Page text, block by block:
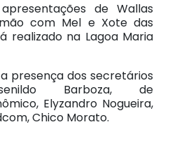
de Wallas
com Mel e Xote das
realizado na Lagoa Maria
presença dos secretários
Barboza, de
Elyzandro Nogueira,
Chico Morato.